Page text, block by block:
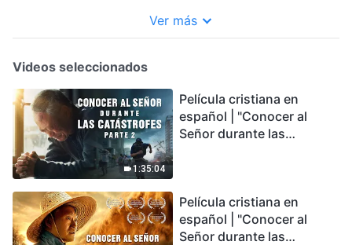
Ver más
Videos seleccionados
1:35:04
Película cristiana en
español | "Conocer al
Señor durante las
podemos sobrevivir?
Película cristiana en
español | "Conocer al
Señor durante las